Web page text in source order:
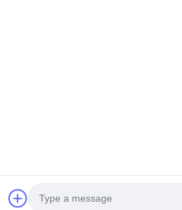
Yuesheng Import and Export
rechten